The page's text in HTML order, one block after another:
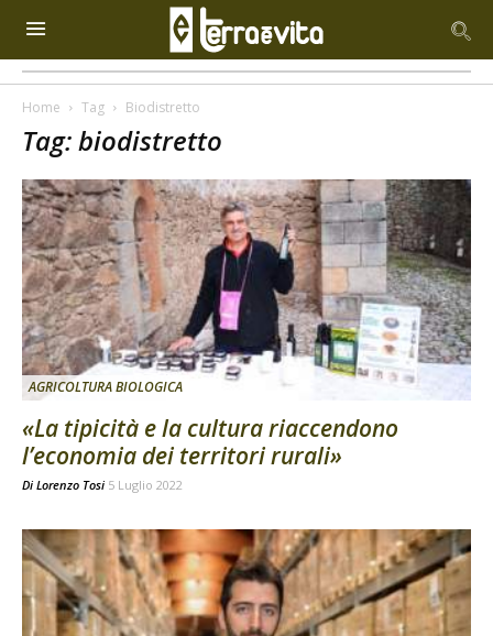
Home Tag Biodistretto
Tag: biodistretto
AGRICOLTURA BIOLOGICA
«La tipicità e la cultura riaccendono
l’economia dei territori rurali»
Di Lorenzo Tosi 5 Luglio 2022